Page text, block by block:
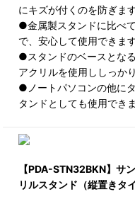
にキズが付くのを防ぎます
●金属製スタンドに比べ
で、安心して使用できます
●スタンドのベースとな
アクリルを使用ししっか
●ノートパソコンの他に
タンドとしても使用できま
【PDA-STN32BKN】サ
リルスタンド（縦置きタイ